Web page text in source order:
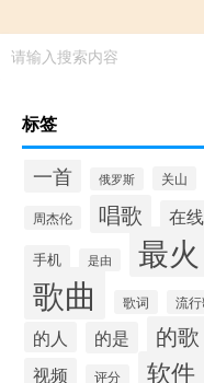
请输入搜索内容
标签
一首 俄罗斯 关山
周杰伦 唱歌 在线
手机 是由 最火
歌曲 歌词 流
的人 的是 的歌
视频 评分 软件